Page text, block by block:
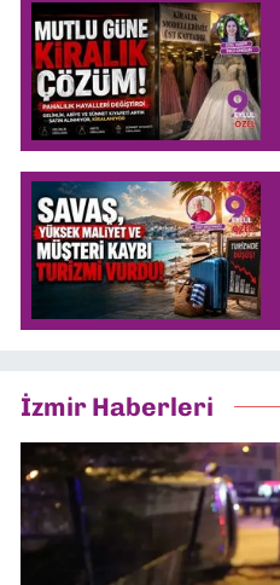
İzmir Haberleri